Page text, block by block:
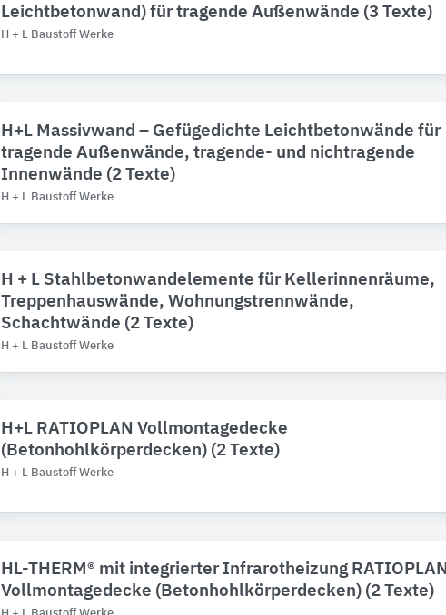
Leichtbetonwand) für tragende Außenwände (3 Texte)
H + L Baustoff Werke
H+L Massivwand – Gefügedichte Leichtbetonwände für
tragende Außenwände, tragende- und nichtragende
Innenwände (2 Texte)
H + L Baustoff Werke
H + L Stahlbetonwandelemente für Kellerinnenräume,
Treppenhauswände, Wohnungstrennwände,
Schachtwände (2 Texte)
H + L Baustoff Werke
H+L RATIOPLAN Vollmontagedecke
(Betonhohlkörperdecken) (2 Texte)
H + L Baustoff Werke
HL-THERM® mit integrierter Infrarotheizung RATIOPLAN
Vollmontagedecke (Betonhohlkörperdecken) (2 Texte)